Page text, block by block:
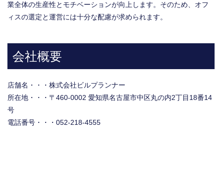
業全体の生産性とモチベーションが向上します。そのため、オフ
ィスの選定と運営には十分な配慮が求められます。
会社概要
店舗名・・・株式会社ビルプランナー
所在地・・・〒460-0002 愛知県名古屋市中区丸の内2丁目18番14
号
電話番号・・・052-218-4555